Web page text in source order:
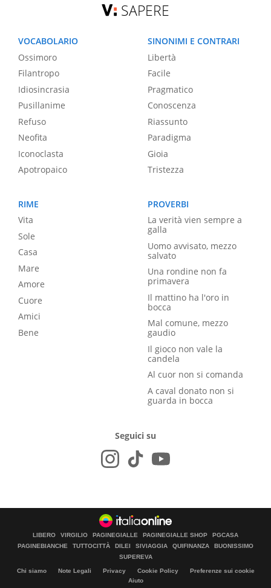
SAPERE
VOCABOLARIO
Ossimoro
Filantropo
Idiosincrasia
Pusillanime
Refuso
Neofita
Iconoclasta
Apotropaico
SINONIMI E CONTRARI
Libertà
Facile
Pragmatico
Conoscenza
Riassunto
Paradigma
Gioia
Tristezza
RIME
Vita
Sole
Casa
Mare
Amore
Cuore
Amici
Bene
PROVERBI
La verità vien sempre a
galla
Uomo avvisato, mezzo
salvato
Una rondine non fa
primavera
Il mattino ha l'oro in
bocca
Mal comune, mezzo
gaudio
Il gioco non vale la
candela
Al cuor non si comanda
A caval donato non si
guarda in bocca
Seguici su
LIBERO VIRGILIO PAGINEGIALLE PAGINEGIALLE SHOP
PGCASA
PAGINEBIANCHE
TUTTOCITTÀ DILEI SIVIAGGIA QUIFINANZA
BUONISSIMO
SUPEREVA
Chi siamo Note Legali Privacy Cookie Policy
Preferenze sui cookie
Aiuto